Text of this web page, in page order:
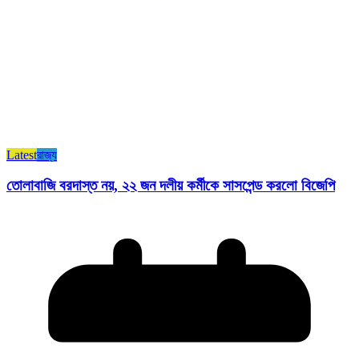
Latestরাজ্য​
তোলাবাজি বরদাস্ত নয়, ২২ জন দলীয় কর্মীকে সাসপেন্ড করলো বিজেপি